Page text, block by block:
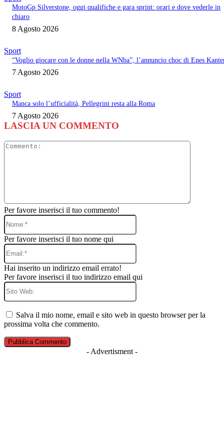
MotoGp Silverstone, oggi qualifiche e gara sprint: orari e dove vederle in
chiaro
8 Agosto 2026
Sport
“Voglio giocare con le donne nella WNba”, l’annuncio choc di Enes
7 Agosto 2026
Sport
Manca solo l’ufficialità, Pellegrini resta alla Roma
7 Agosto 2026
LASCIA UN COMMENTO
Per favore inserisci il tuo commento!
Nome:*
Per favore inserisci il tuo nome qui
Email:*
Hai inserito un indirizzo email errato!
Per favore inserisci il tuo indirizzo email qui
Sito
Salva il mio nome, email e sito web in questo browser per la
prossima volta che commento.
- Advertisment -